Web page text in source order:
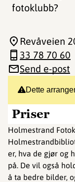
fotoklubb?
Dette
Priser
Holmestrand
er, hva de gjør og
på. De vil også
å ta bedre bilder,
Revåveien
33 78 70 60
Send e-post